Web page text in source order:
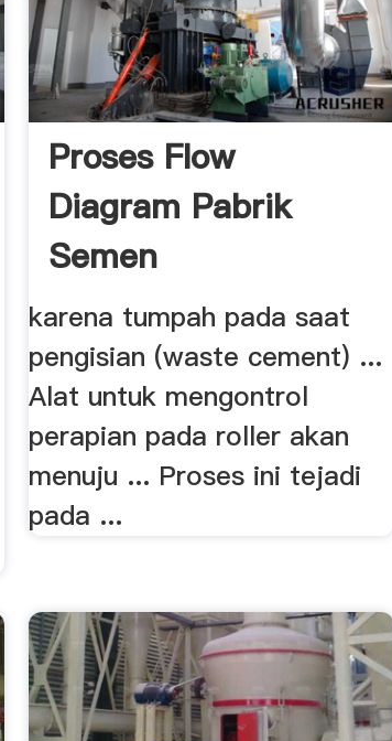
Proses Flow
Diagram Pabrik
Semen
karena tumpah pada saat
pengisian (waste cement) ...
Alat untuk mengontrol
perapian pada roller akan
menuju ... Proses ini tejadi
pada ...